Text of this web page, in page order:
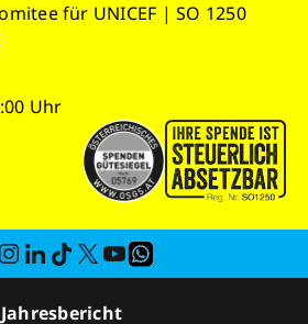
für UNICEF | SO 1250
Uhr
Jahresbericht